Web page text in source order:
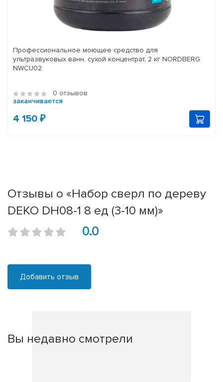
Профессиональное моющее средство для
ультразвуковых ванн, сухой концентрат, 2 кг NORDBERG
NWCU02
0 отзывов
заканчивается
4 150 ₽
Отзывы о «Набор сверл по дереву
DEKO DH08-1 8 ед (3-10 мм)»
0.0
Добавить отзыв
Вы недавно смотрели